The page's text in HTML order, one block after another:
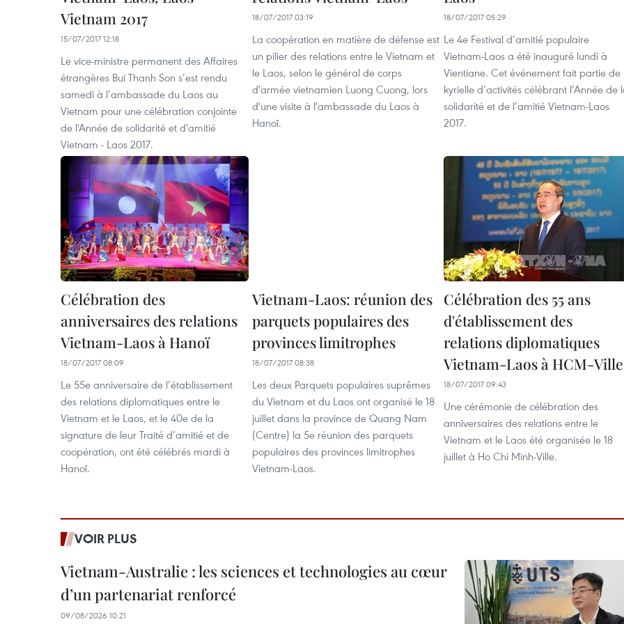
Vietnam 2017
15/07/2017 12:18
Le vice-ministre permanent des Affaires
étrangères Bui Thanh Son s’est rendu
samedi à l’ambassade du Laos au
Vietnam pour une célébration conjointe
de l'Année de solidarité et d'amitié
Vietnam - Laos 2017.
18/07/2017 03:19
La coopération en matière de défense est
un pilier des relations entre le Vietnam et
le Laos, selon le général de corps
d'armée vietnamien Luong Cuong, lors
d'une visite à l'ambassade du Laos à
Hanoï.
18/07/2017 05:29
Le 4e Festival d’amitié populaire
Vietnam-Laos a été inauguré lundi à
Vientiane. Cet événement fait partie de
kyrielle d’activités célébrant l’Année de
solidarité et de l’amitié Vietnam-Laos
2017.
Célébration des
anniversaires des relations
Vietnam-Laos à Hanoï
18/07/2017 08:09
Le 55e anniversaire de l’établissement
des relations diplomatiques entre le
Vietnam et le Laos, et le 40e de la
signature de leur Traité d’amitié et de
coopération, ont été célébrés mardi à
Hanoï.
Vietnam-Laos: réunion des
parquets populaires des
provinces limitrophes
18/07/2017 08:38
Les deux Parquets populaires suprêmes
du Vietnam et du Laos ont organisé le 18
juillet dans la province de Quang Nam
(Centre) la 5e réunion des parquets
populaires des provinces limitrophes
Vietnam-Laos.
Célébration des 55 ans
d'établissement des
relations diplomatiques
Vietnam-Laos à HCM-Ville
18/07/2017 09:43
Une cérémonie de célébration des
anniversaires des relations entre le
Vietnam et le Laos été organisée le 18
juillet à Ho Chi Minh-Ville.
VOIR PLUS
Vietnam-Australie : les sciences et technologies au cœur
d’un partenariat renforcé
09/08/2026 10:21